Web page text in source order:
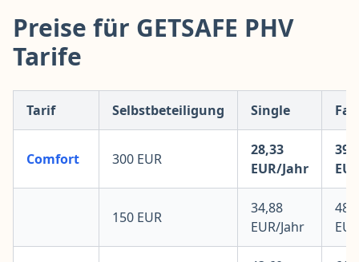
Preise für GETSAFE PHV
Tarife
Tarif Selbstbeteiligung Single
Comfort 300 EUR
28,33
EUR/Jahr
150 EUR
34,88
EUR/Jahr